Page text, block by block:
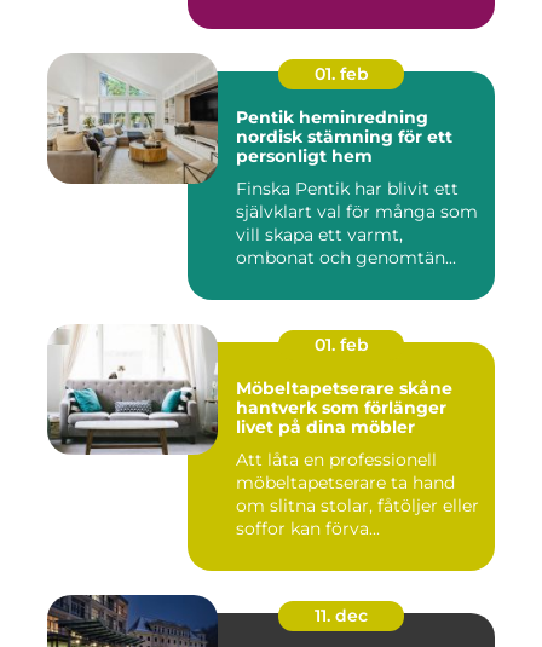
01. feb
Pentik heminredning
nordisk stämning för ett
personligt hem
Finska Pentik har blivit ett
självklart val för många som
vill skapa ett varmt,
ombonat och genomtän...
01. feb
Möbeltapetserare skåne
hantverk som förlänger
livet på dina möbler
Att låta en professionell
möbeltapetserare ta hand
om slitna stolar, fåtöljer eller
soffor kan förva...
11. dec